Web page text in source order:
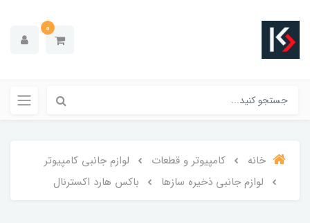
0
خانه کامپیوتر و قطعات
لوازم جانبی کامپیوتر
لوازم جانبی ذخیره سازها
باکس هارد اکسترنال